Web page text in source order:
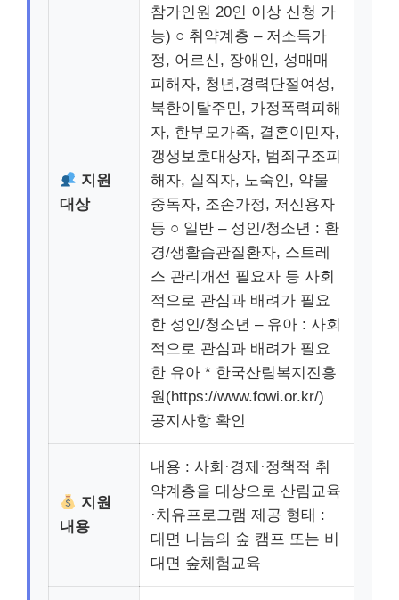
지원
대상
참가인원 20인 이상 신청 가
능) ○ 취약계층 – 저소득가
정, 어르신, 장애인, 성매매
피해자, 청년,경력단절여성,
북한이탈주민, 가정폭력피해
자, 한부모가족, 결혼이민자,
갱생보호대상자, 범죄구조피
해자, 실직자, 노숙인, 약물
중독자, 조손가정, 저신용자
등 ○ 일반 – 성인/청소년 : 환
경/생활습관질환자, 스트레
스 관리개선 필요자 등 사회
적으로 관심과 배려가 필요
한 성인/청소년 – 유아 : 사회
적으로 관심과 배려가 필요
한 유아 * 한국산림복지진흥
원(https://www.fowi.or.kr/)
공지사항 확인
지원
내용
내용 : 사회·경제·정책적 취
약계층을 대상으로 산림교육
·치유프로그램 제공 형태 :
대면 나눔의 숲 캠프 또는 비
대면 숲체험교육